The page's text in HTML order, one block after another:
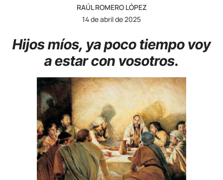
RAÚL ROMERO LÓPEZ
14 de abril de 2025
Hijos míos, ya poco tiempo voy
a estar con vosotros.